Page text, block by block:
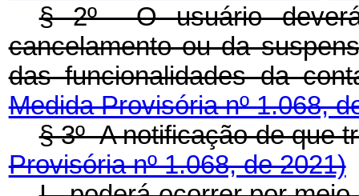
§ 2º O usuário
cancelamento ou da
das funcionalidades da
Medida Provisória nº 1.068,
§ 3º A notificação de
Provisória nº 1.068, de 2021)